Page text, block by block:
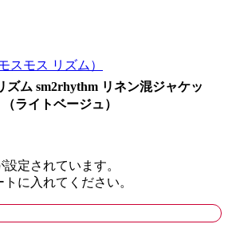
スモス リズム）
ズム sm2rhythm リネン混ジャケッ
ライトベージュ）
定されています。
に入れてください。